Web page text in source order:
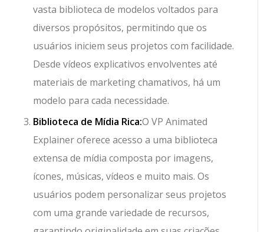
vasta biblioteca de modelos voltados para
diversos propósitos, permitindo que os
usuários iniciem seus projetos com facilidade.
Desde vídeos explicativos envolventes até
materiais de marketing chamativos, há um
modelo para cada necessidade.
Biblioteca de Mídia Rica:O VP Animated
Explainer oferece acesso a uma biblioteca
extensa de mídia composta por imagens,
ícones, músicas, vídeos e muito mais. Os
usuários podem personalizar seus projetos
com uma grande variedade de recursos,